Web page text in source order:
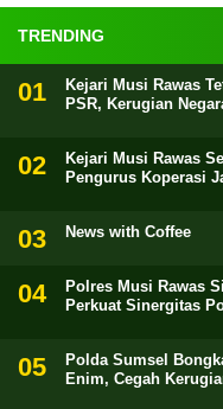
TRENDING
Kejari Musi Rawas
PSR, Kerugian
Kejari Musi Rawas
Pengurus Koperasi
News with Coffee
Polres Musi Rawas
Perkuat Sinergitas
Polda Sumsel
Enim, Cegah